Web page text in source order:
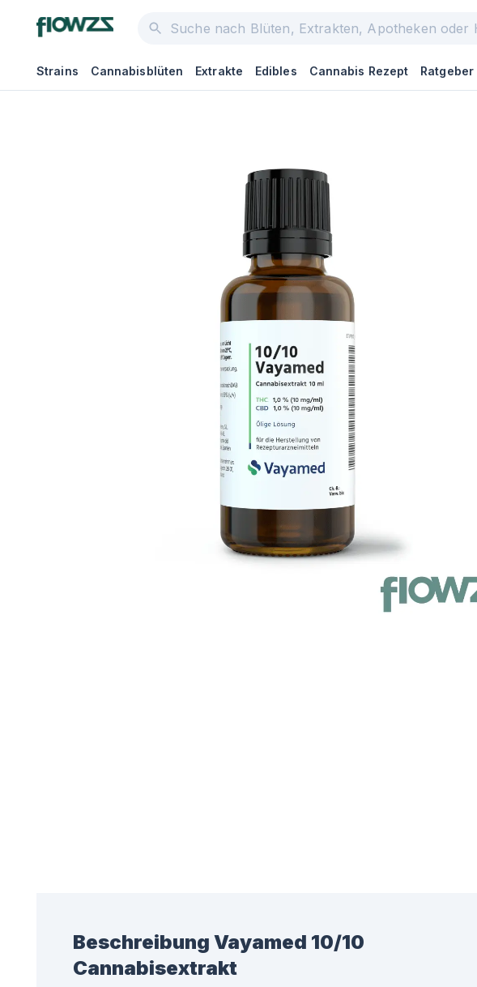
Strains Cannabisblüten Extrakte Edibles Cannabis Rezept Ratgeber
Beschreibung Vayamed 10/10
Cannabisextrakt